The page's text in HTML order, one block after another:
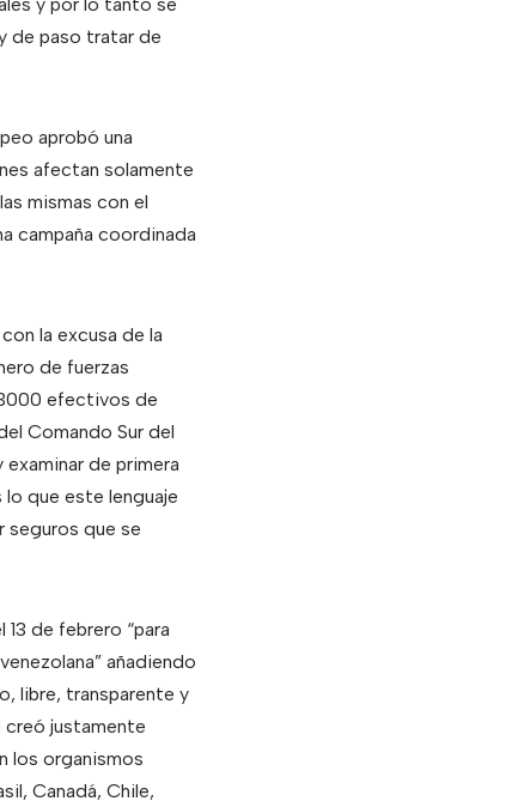
de paso tratar de
aprobó una
afectan solamente
mismas con el
campaña coordinada
la excusa de la
de fuerzas
efectivos de
Comando Sur del
de primera
que este lenguaje
seguros que se
de febrero “para
añadiendo
libre, transparente y
creó justamente
los organismos
Canadá, Chile,